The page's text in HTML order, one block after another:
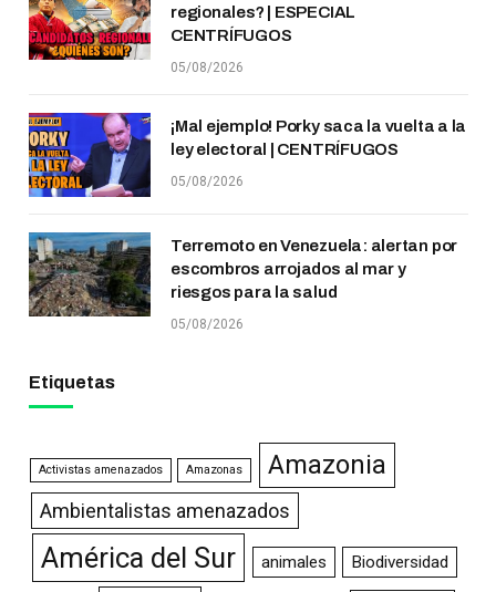
regionales? | ESPECIAL
CENTRÍFUGOS
05/08/2026
¡Mal ejemplo! Porky saca la vuelta a la
ley electoral | CENTRÍFUGOS
05/08/2026
Terremoto en Venezuela: alertan por
escombros arrojados al mar y
riesgos para la salud
05/08/2026
Etiquetas
Activistas amenazados Amazonas Amazonia
Ambientalistas amenazados
América del Sur animales Biodiversidad